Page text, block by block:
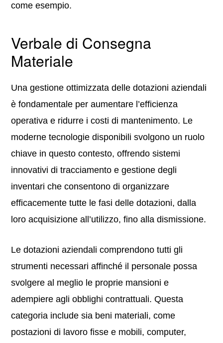
come esempio.
Verbale di Consegna
Materiale
Una gestione ottimizzata delle dotazioni aziendali
è fondamentale per aumentare l’efficienza
operativa e ridurre i costi di mantenimento. Le
moderne tecnologie disponibili svolgono un ruolo
chiave in questo contesto, offrendo sistemi
innovativi di tracciamento e gestione degli
inventari che consentono di organizzare
efficacemente tutte le fasi delle dotazioni, dalla
loro acquisizione all’utilizzo, fino alla dismissione.
Le dotazioni aziendali comprendono tutti gli
strumenti necessari affinché il personale possa
svolgere al meglio le proprie mansioni e
adempiere agli obblighi contrattuali. Questa
categoria include sia beni materiali, come
postazioni di lavoro fisse e mobili, computer,